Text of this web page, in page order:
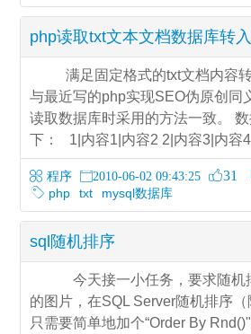
php读取txt文本文档数据库转
满足固定格式的txt文档内容
与最近写的php实现SEO伪原创同
读取数据库时采用的方法一致。
下： 1|内容1|内容2 2|内容3|内
程序 2010-06-02 09:43:25 31
php
txt mysql数据库
sql随机排序
今天接一小任务，要求随机
的图片，在SQL Server随机排序（
只需要简单地加个“Order By